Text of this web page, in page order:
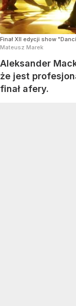
Finał XII edycji show
Mateusz Marek
Aleksander
że jest
finał afery.